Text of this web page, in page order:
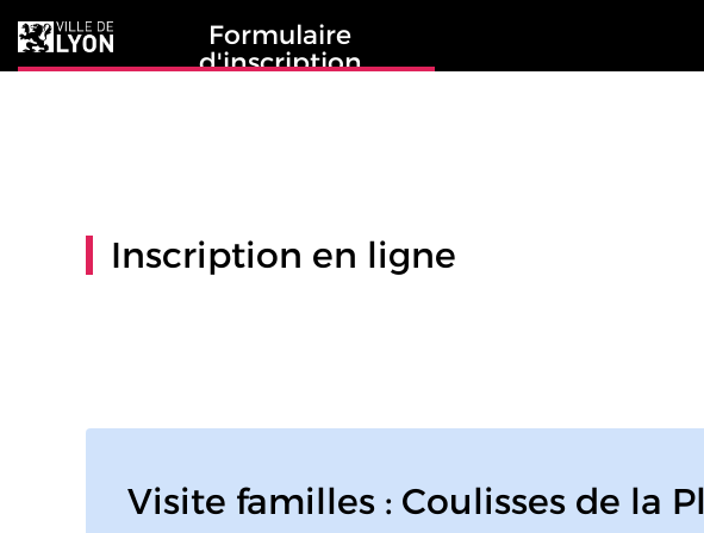
Formulaire
d'inscription
Inscription en ligne
Visite familles : Coulisses de la